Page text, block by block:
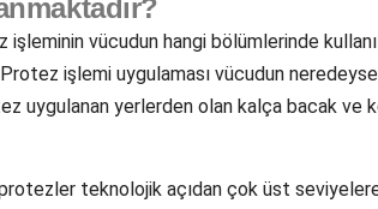
vücudun hangi bölümlerinde
işlemi uygulaması vücudun
uygulanan yerlerden olan kalça bacak ve
teknolojik açıdan çok üst